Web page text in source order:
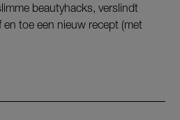
beautyhacks, verslindt
en toe een nieuw recept (met